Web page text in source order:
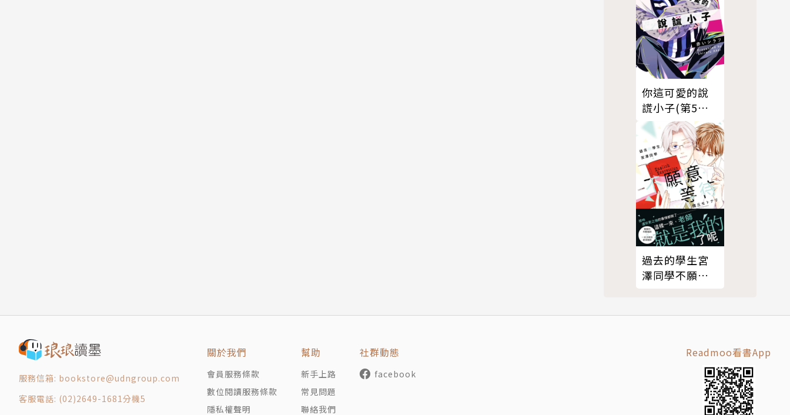
你這可愛的說
謊小子(第5話)
完
過去的學生宮
澤同學不願意
服務信箱: bookstore@udngroup.com
客服電話: (02)2649-1681分機5
關於我們
會員服務條款
數位閱讀服務條款
隱私權聲明
幫助
新手上路
常見問題
聯絡我們
社群動態
facebook
Readmoo看書App